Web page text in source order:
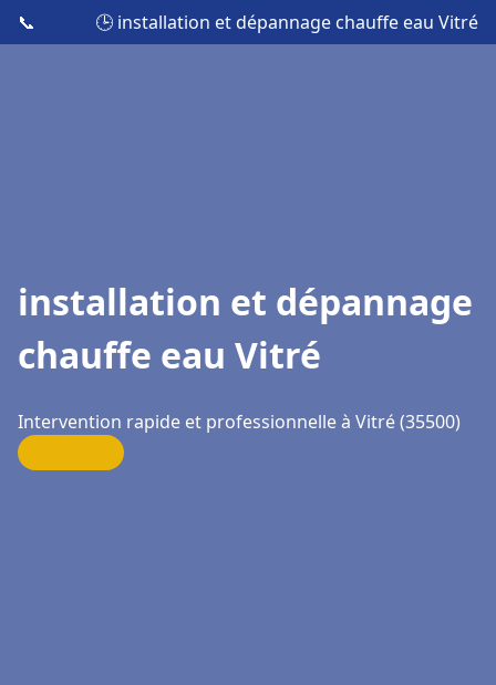
📞 🕒 installation et dépannage chauffe eau Vitré
installation et dépannage
chauffe eau Vitré
Intervention rapide et professionnelle à Vitré (35500)